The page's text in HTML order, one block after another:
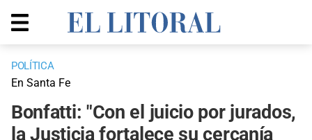
POLÍTICA
En Santa Fe
Bonfatti: "Con el juicio por jurados,
la Justicia fortalece su cercanía